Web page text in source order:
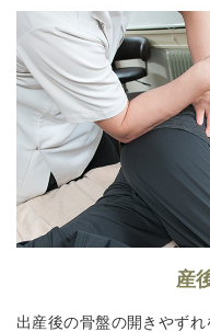
産
出産後の骨盤の開きやず